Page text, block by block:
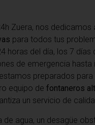
Zuera, nos dedicamos
para todos tus
horas del día, los 7 días
de emergencia hasta
preparados para
equipo defontaneros
un servicio de
de agua, un desagüe